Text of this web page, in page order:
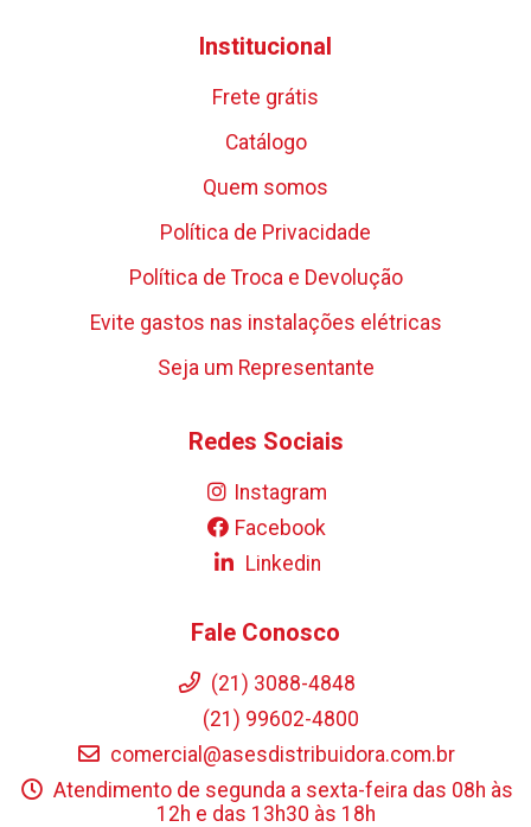
Institucional
Frete grátis
Catálogo
Quem somos
Política de Privacidade
Política de Troca e Devolução
Evite gastos nas instalações elétricas
Seja um Representante
Redes Sociais
Instagram
Facebook
Linkedin
Fale Conosco
(21) 3088-4848
(21) 99602-4800
comercial@asesdistribuidora.com.br
Atendimento de segunda a sexta-feira das 08h às
12h e das 13h30 às 18h